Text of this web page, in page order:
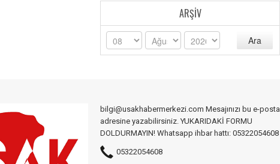
ARŞIV
Ara
bilgi@usakhabermerkezi.com Mesajınızı bu e-posta
adresine yazabilirsiniz. YUKARIDAKİ FORMU
DOLDURMAYIN! Whatsapp ihbar hattı: 05322054608
05322054608